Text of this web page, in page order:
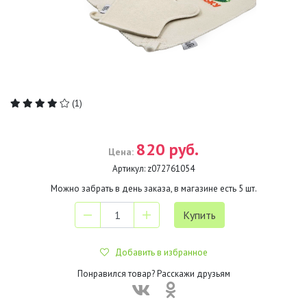
(1)
Цена: 820 руб.
Артикул: z072761054
Можно забрать в день заказа, в магазине есть 5 шт.
Добавить в избранное
Понравился товар? Расскажи друзьям